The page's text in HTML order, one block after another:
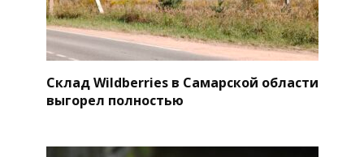
Склад Wildberries в Самарской области
выгорел полностью